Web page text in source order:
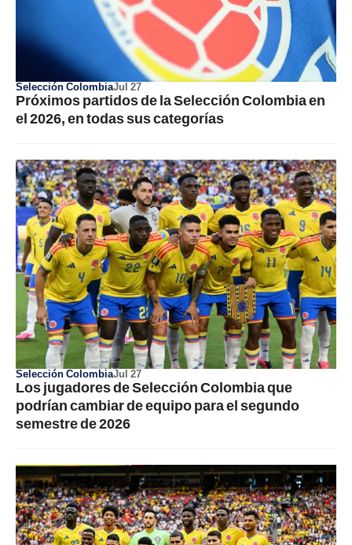
Selección ColombiaJul 27
Próximos partidos de la Selección Colombia en
el 2026, en todas sus categorías
Selección ColombiaJul 27
Los jugadores de Selección Colombia que
podrían cambiar de equipo para el segundo
semestre de 2026